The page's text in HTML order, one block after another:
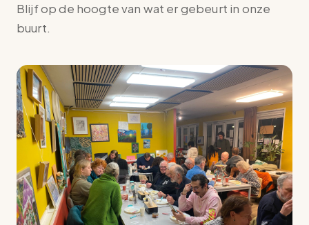
Blijf op de hoogte van wat er gebeurt in onze
buurt.